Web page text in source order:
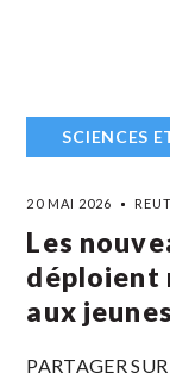
SCIENCES
20 MAI 2026
Les
déploient
aux jeunes
PARTAGER SUR